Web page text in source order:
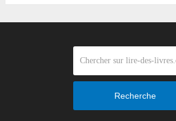
Recherche